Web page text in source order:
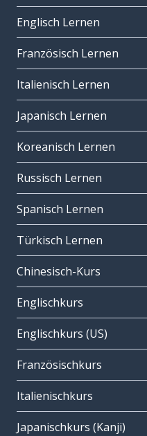
Englisch Lernen
Französisch Lernen
Italienisch Lernen
Japanisch Lernen
Koreanisch Lernen
Russisch Lernen
Spanisch Lernen
Türkisch Lernen
Chinesisch-Kurs
Englischkurs
Englischkurs (US)
Französischkurs
Italienischkurs
Japanischkurs (Kanji)